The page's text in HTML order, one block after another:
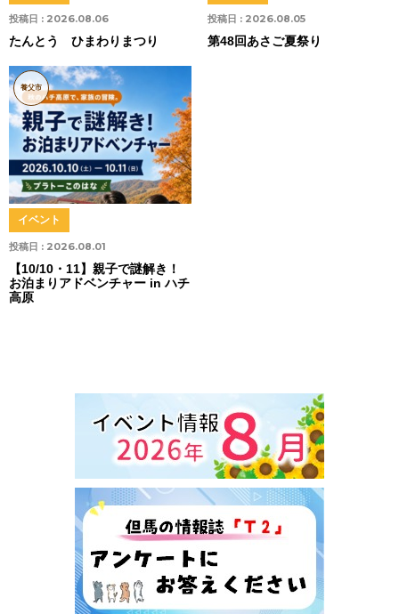
投稿日 : 2026.08.06
たんとう ひまわりまつり
投稿日 : 2026.08.05
第48回あさご夏祭り
養父市
投稿日 : 2026.08.01
イベント
【10/10・11】親子で謎解き！
お泊まりアドベンチャー in ハチ
高原